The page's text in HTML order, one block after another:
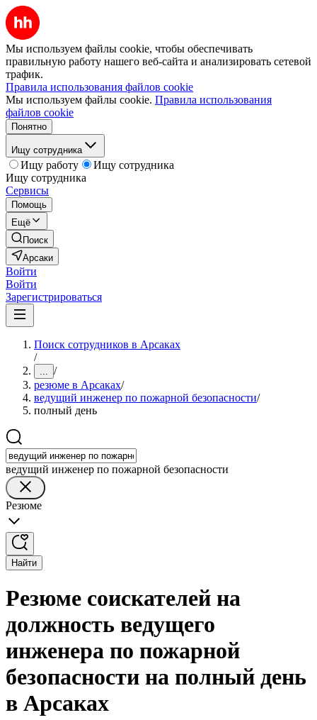
Мы используем файлы cookie, чтобы обеспечивать
правильную работу нашего веб-сайта и анализировать сетевой
трафик.
Правила использования файлов cookie
Мы используем файлы cookie. Правила использования
файлов cookie
Понятно
Ищу сотрудника
Ищу работу
Ищу сотрудника
Ищу сотрудника
Сервисы
Помощь
Ещё
Поиск
Арсаки
Войти
Войти
Зарегистрироваться
Поиск сотрудников в Арсаках
/
... /
резюме в Арсаках/
ведущий инженер по пожарной безопасности/
полный день
ведущий инженер по пожарной безопасности
Резюме
Найти
Резюме соискателей на
должность ведущего
инженера по пожарной
безопасности на полный день
в Арсаках